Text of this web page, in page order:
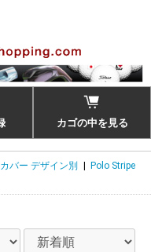
カゴの中を見る
バー デザイン別
Polo Stripe